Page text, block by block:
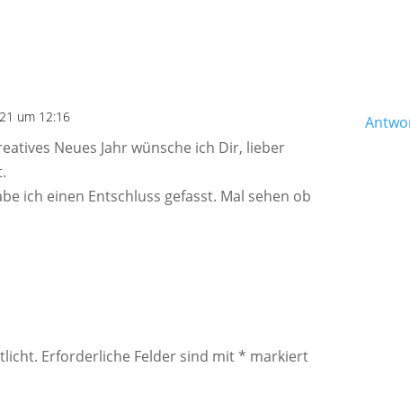
um 12:16
Neues Jahr wünsche ich Dir, lieber
ich einen Entschluss gefasst. Mal sehen ob
Erforderliche Felder sind mit* markiert